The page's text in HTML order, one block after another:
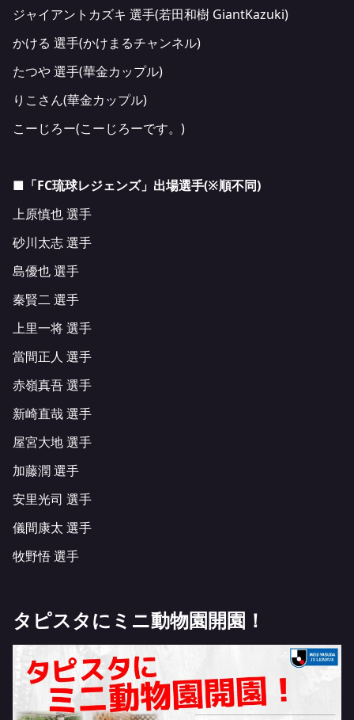
ジャイアントカズキ 選手(若田和樹 GiantKazuki)
かける 選手(かけまるチャンネル)
たつや 選手(華金カップル)
りこさん(華金カップル)
こーじろー(こーじろーです。)
■ 「FC琉球レジェンズ」出場選手(※順不同)
上原慎也 選手
砂川太志 選手
島優也 選手
秦賢二 選手
上里一将 選手
當間正人 選手
赤嶺真吾 選手
新崎直哉 選手
屋宮大地 選手
加藤潤 選手
安里光司 選手
儀間康太 選手
牧野悟 選手
タピスタにミニ動物園開園！